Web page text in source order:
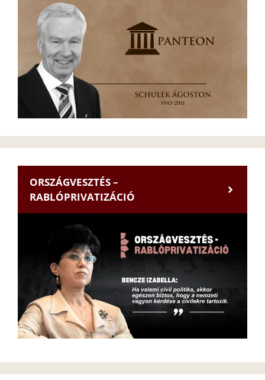
ORSZÁGVESZTÉS –
RABLÓPRIVATIZÁCIÓ